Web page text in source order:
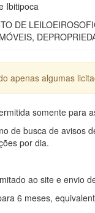
Ibitipoca
DE
apenas algumas
somente para
de busca de avisos
por dia.
ao site e envio
6 meses,